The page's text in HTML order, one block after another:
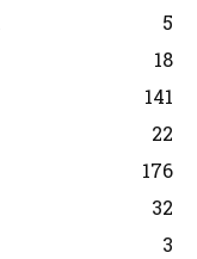
5
18
141
22
176
32
3